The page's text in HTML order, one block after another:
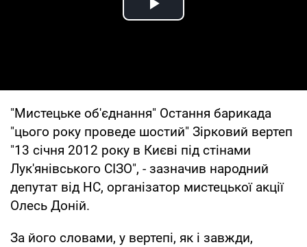
Play Video
"Мистецьке об'єднання" Остання барикада
"цього року проведе шостий" Зірковий вертеп
"13 січня 2012 року в Києві під стінами
Лук'янівського СІЗО", - зазначив народний
депутат від НС, організатор мистецької акції
Олесь Доній.
За його словами, у вертепі, як і завжди,